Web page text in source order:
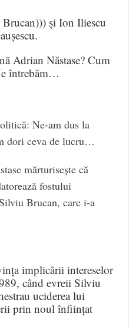
și Ion Iliescu
Adrian Năstase? Cum
întrebăm…
Ne-am dus la
dori ceva de lucru…
mărturisește că
fostului
Brucan, care i-a
implicării intereselor
când evreii Silviu
uciderea lui
prin noul înființat